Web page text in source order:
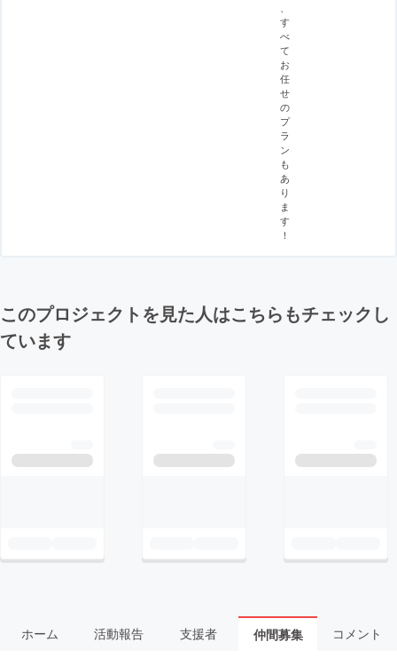
す
べ
て
お
任
せ
の
プ
ラ
ン
も
あ
り
ま
す
！
このプロジェクトを見た人はこちらもチェックし
ています
ホーム 活動報告 支援者 仲間募集 コメント